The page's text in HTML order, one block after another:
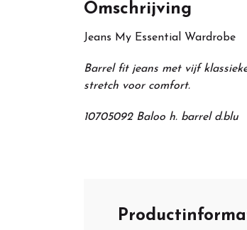
Omschrijving
Jeans My Essential Wardrobe
Barrel fit jeans met vijf
stretch voor comfort.
10705092 Baloo h. barrel d.blu